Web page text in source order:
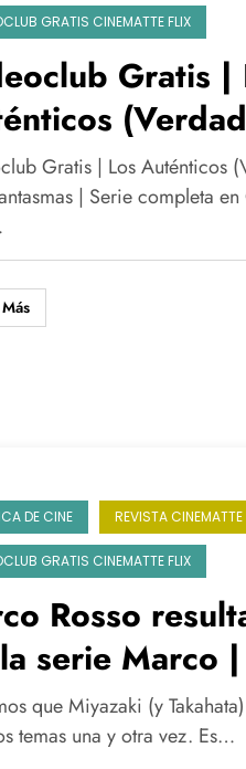
GRATIS CINEMATTE FLIX
Gratis |
|
Flix
Gratis | Los Auténticos
| Serie completa
DE CINE REVISTA CINEMATTE
GRATIS CINEMATTE FLIX
Rosso
serie Marco
| VER
que Miyazaki (y
temas una y otra vez. Es…